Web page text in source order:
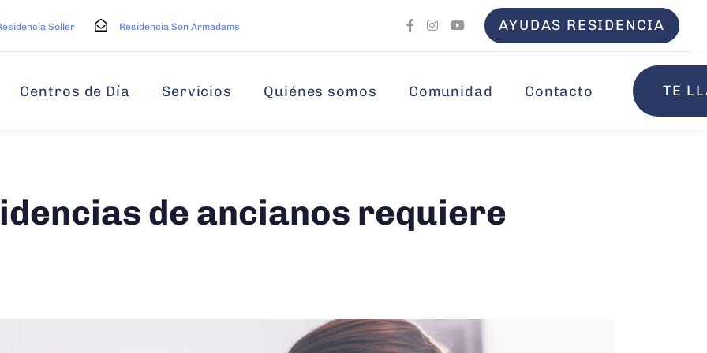
Soller Residencia Son Armadams AYUDAS RESIDENCIA
Centros de Día Servicios Quiénes somos Comunidad Contacto TE
de ancianos requiere